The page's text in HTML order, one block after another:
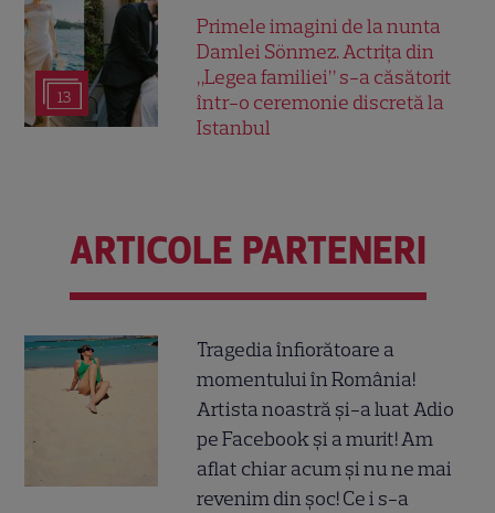
13
Primele imagini de la nunta
Damlei Sönmez. Actrița din
„Legea familiei” s-a căsătorit
într-o ceremonie discretă la
Istanbul
ARTICOLE PARTENERI
Tragedia înfiorătoare a
momentului în România!
Artista noastră și-a luat Adio
pe Facebook și a murit! Am
aflat chiar acum și nu ne mai
revenim din șoc! Ce i s-a